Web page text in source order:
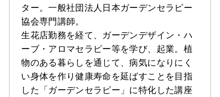
ター。一般社団法人日本ガーデンセラピー
協会専門講師。
生花店勤務を経て、ガーデンデザイン・ハ
ーブ・アロマセラピー等を学び、起業。植
物のある暮らしを通じて、病気になりにく
い身体を作り健康寿命を延ばすことを目指
した「ガーデンセラピー」に特化した講座